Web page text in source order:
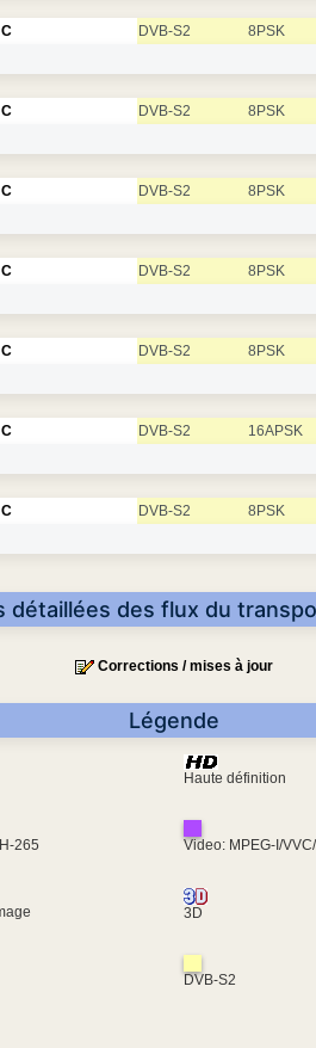
C DVB-S2 8PSK
C DVB-S2 8PSK
C DVB-S2 8PSK
C DVB-S2 8PSK
C DVB-S2 8PSK
C DVB-S2 16APSK
C DVB-S2 8PSK
détaillées des flux du
Corrections / mises à jour
Légende
Haute définition
265 Video: MPEG-I/
3D
DVB-S2